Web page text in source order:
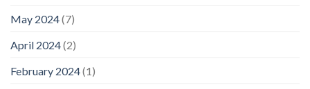
May 2024(7)
April 2024(2)
February 2024(1)